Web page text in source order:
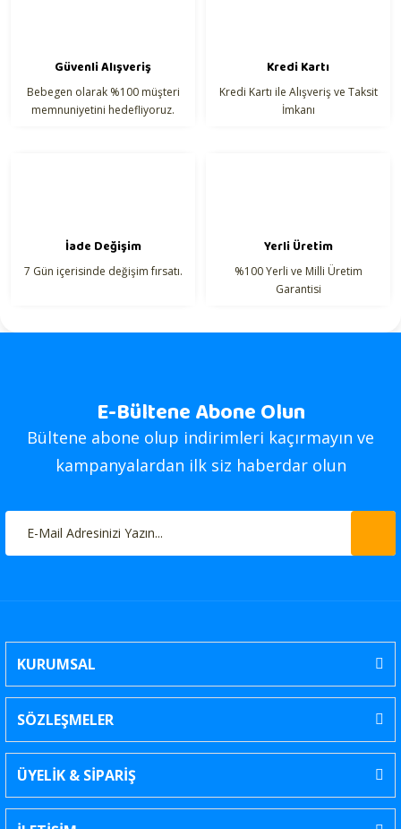
Güvenli Alışveriş
Bebegen olarak %100 müşteri
memnuniyetini hedefliyoruz.
Kredi Kartı
Kredi Kartı ile Alışveriş ve Taksit
İmkanı
İade Değişim
7 Gün içerisinde değişim fırsatı.
Yerli Üretim
%100 Yerli ve Milli Üretim
Garantisi
E-Bültene Abone Olun
Bültene abone olup indirimleri kaçırmayın ve
kampanyalardan ilk siz haberdar olun
KURUMSAL
SÖZLEŞMELER
ÜYELİK & SİPARİŞ